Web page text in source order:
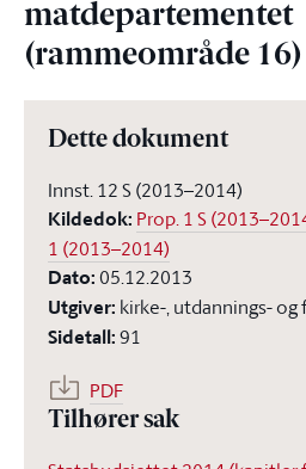
matdepartementet
(rammeområde 16)
Dette dokument
Innst. 12 S (2013–2014)
Kildedok: Prop. 1 S
1 (2013–2014)
Dato:05.12.2013
Utgiver: kirke-, utdannings-
Sidetall:91
PDF
Tilhører sak